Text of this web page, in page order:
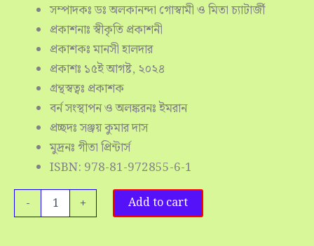
সম্পাদকঃ ডঃ অলকানন্দা গোস্বামী ও মিতা চ্যাটার্জী
প্রকাশনাঃ স্বীকৃতি প্রকাশনী
প্রকাশকঃ মানসী হালদার
প্রকাশঃ ১৫ই আগষ্ট, ২০২৪
গ্রন্থস্বত্বঃ প্রকাশক
বর্ন সংস্থাপন ও অলঙ্করনঃ ইমরান
প্রচ্ছদঃ সঞ্জয় কুমার দাস
মুদ্রনঃ গীতা প্রিন্টার্স
ISBN: 978-81-972855-6-1
-
+ Add to cart